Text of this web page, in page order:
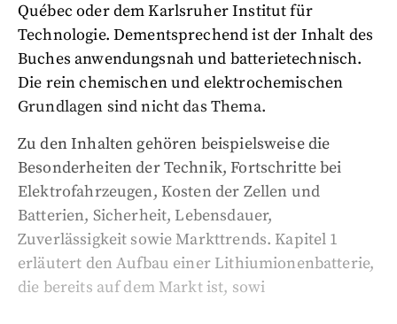
Québec oder dem Karlsruher Institut für
Technologie. Dementsprechend ist der Inhalt des
Buches anwendungsnah und batterietechnisch.
Die rein chemischen und elektrochemischen
Grundlagen sind nicht das Thema.
Zu den Inhalten gehören beispielsweise die
Besonderheiten der Technik, Fortschritte bei
Elektrofahrzeugen, Kosten der Zellen und
Batterien, Sicherheit, Lebensdauer,
Zuverlässigkeit sowie Markttrends. Kapitel 1
erläutert den Aufbau einer Lithiumionenbatterie,
die bereits auf dem Markt ist, sowi